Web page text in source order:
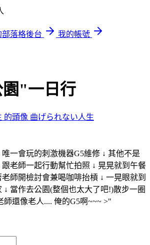
部落格後台
我的帳號
"一日行
曲げられない人生
一會玩的刺激機器G5維修 ↓ 其他不是
老師一起行動幫忙拍照 ↓ 晃晃就到午餐
師開檢討會兼喝咖啡抬槓 ↓ 一晃眼就到
↓ 當作去公園(整個也太大了吧!)散步一圈
師還像老人.... 俺的G5啊~~~ >"